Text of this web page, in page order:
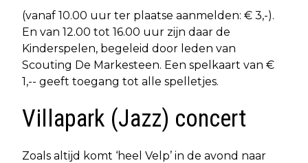
(vanaf 10.00 uur ter plaatse aanmelden: € 3,-).
En van 12.00 tot 16.00 uur zijn daar de
Kinderspelen, begeleid door leden van
Scouting De Markesteen. Een spelkaart van €
1,-- geeft toegang tot alle spelletjes.
Villapark (Jazz) concert
Zoals altijd komt ‘heel Velp’ in de avond naar